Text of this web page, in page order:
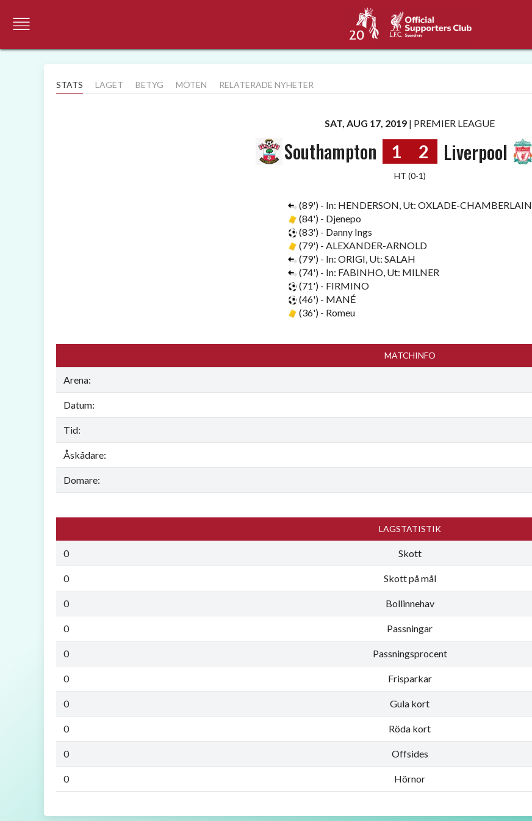
STATS LAGET BETYG MÖTEN RELATERADE NYHETER
SAT, AUG 17, 2019 | PREMIER LEAGUE
Southampton 1 2 Liverpool
HT (0-1)
(89') - In: HENDERSON, Ut: OXLADE-CHAMBERLAIN
(84') - Djenepo
(83') - Danny Ings
(79') - ALEXANDER-ARNOLD
(79') - In: ORIGI, Ut: SALAH
(74') - In: FABINHO, Ut: MILNER
(71') - FIRMINO
(46') - MANÉ
(36') - Romeu
MATCHINFO
Arena:
Datum:
Tid:
Åskådare:
Domare:
LAGSTATISTIK
0 Skott
0 Skott på mål
0 Bollinnehav
0 Passningar
0 Passningsprocent
0 Frisparkar
0 Gula kort
0 Röda kort
0 Offsides
0 Hörnor